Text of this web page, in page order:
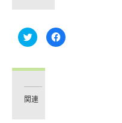
ク
リ
て
で
有
Facebook
で
関連